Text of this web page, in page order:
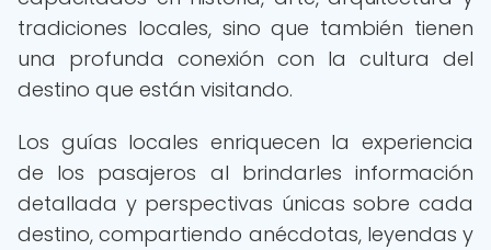
tradiciones locales, sino que también tienen
una profunda conexión con la cultura del
destino que están visitando.
Los guías locales enriquecen la experiencia
de los pasajeros al brindarles información
detallada y perspectivas únicas sobre cada
destino, compartiendo anécdotas, leyendas y